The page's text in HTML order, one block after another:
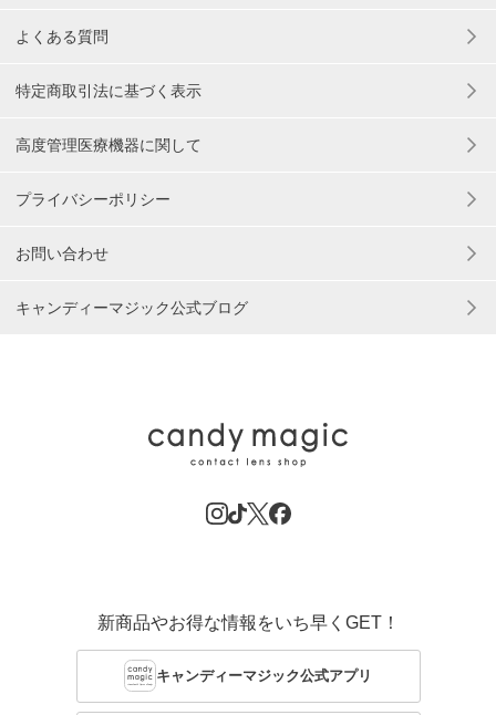
よくある質問
特定商取引法に基づく表示
高度管理医療機器に関して
プライバシーポリシー
お問い合わせ
キャンディーマジック公式ブログ
新商品やお得な情報をいち早くGET！
キャンディーマジック公式アプリ